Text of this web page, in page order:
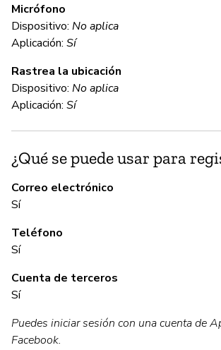
Micrófono
Dispositivo: No aplica
Aplicación: Sí
Rastrea la ubicación
Dispositivo: No aplica
Aplicación: Sí
¿Qué se puede usar para
Correo electrónico
Sí
Teléfono
Sí
Cuenta de terceros
Sí
Puedes iniciar sesión con una cuenta de
Facebook.